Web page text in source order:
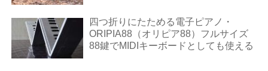
四つ折りにたためる電子ピアノ・
ORIPIA88（オリピア88）フルサイズ
88鍵でMIDIキーボードとしても使える